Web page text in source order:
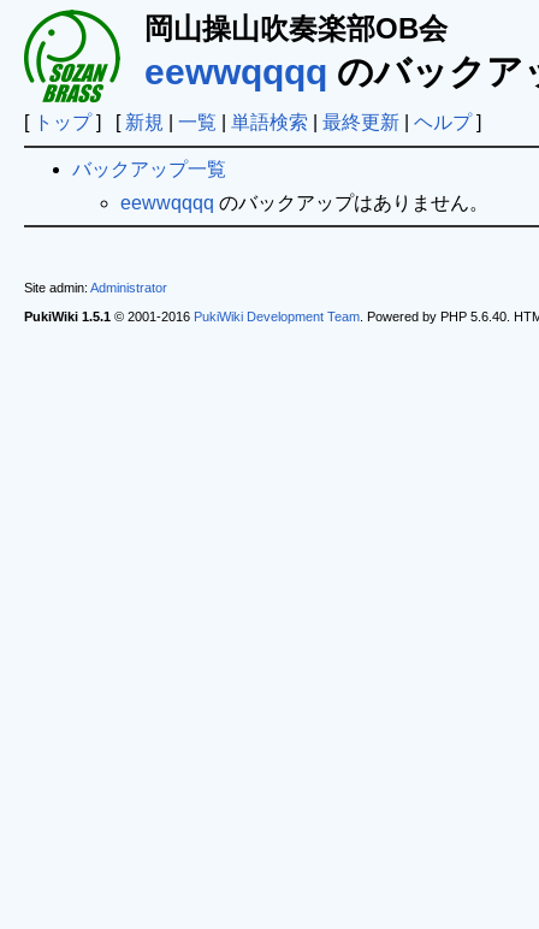
岡山操山吹奏楽部OB会
eewwqqqq のバックア
[ トップ] [ 新規 一覧 単語検索 最終更新| ヘルプ]
バックアップ一覧
eewwqqqq のバックアップはありません。
Site admin: Administrator
PukiWiki 1.5.1© 2001-2016 PukiWiki Development Team. Powered by PHP 5.6.40.